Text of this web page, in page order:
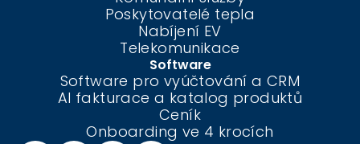
Poskytovatelé tepla
Nabíjení EV
Telekomunikace
Software
Software pro vyúčtování a CRM
AI fakturace a katalog produktů
Ceník
Onboarding ve 4 krocích